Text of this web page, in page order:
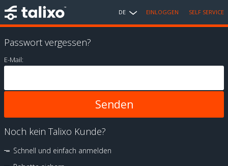
DE EINLOGGEN SELF SERVICE
Passwort vergessen?
E-Mail:
Noch kein Talixo Kunde?
Schnell und einfach anmelden